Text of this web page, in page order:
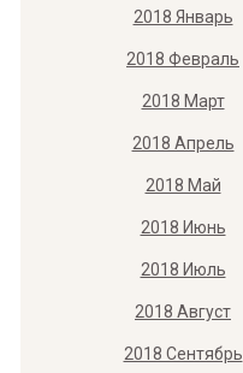
2018 Январь
2018 Февраль
2018 Март
2018 Апрель
2018 Май
2018 Июнь
2018 Июль
2018 Август
2018 Сентябрь